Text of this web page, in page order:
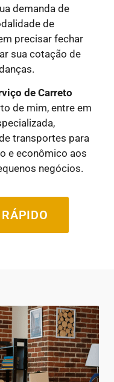
demanda de
de
precisar fechar
sua cotação de
de Carreto
de mim, entre em
transportes para
e econômico aos
negócios.